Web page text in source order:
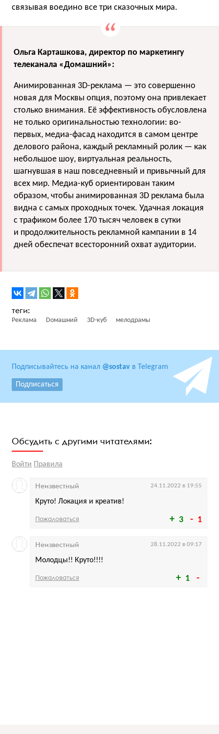
связывая воедино все три сказочных мира.
Ольга Карташкова, директор по маркетингу
телеканала «Домашний»:
Анимированная 3D-реклама — это совершенно
новая для Москвы опция, поэтому она привлекает
столько внимания. Её эффективность обусловлена
не только оригинальностью технологии: во-
первых, медиа-фасад находится в самом центре
делового района, каждый рекламный ролик — как
небольшое шоу, виртуальная реальность,
шагнувшая в наш повседневный и привычный для
всех мир. Медиа-куб ориентирован таким
образом, чтобы анимированная 3D реклама была
видна с самых проходных точек. Удачная локация
с трафиком более 170 тысяч человек в сутки
и продолжительность рекламной кампании в 14
дней обеспечат всесторонний охват аудитории.
Реклама Dомашний 3D-куб мелодрамы
Подписывайтесь на канал @sostav в Telegram
Подписаться
Обсудить с другими читателями:
Войти Правила
3 1
Круто! Локация и креатив!
Неизвестный 24.11.2022 в 19:55
Пожаловаться
1
Молодцы!! Круто!!!!
Неизвестный 28.11.2022 в 09:17
Пожаловаться